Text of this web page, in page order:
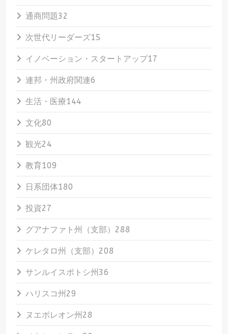
通商問題32
次世代リーダーズ15
イノベーション・スタートアップ17
連邦・州政府関連6
生活・医療144
文化80
観光24
教育109
日系団体180
投資27
グアナファト州（支部） 288
ケレタロ州（支部） 208
サンルイスポトシ州 36
ハリスコ州 29
ヌエボレオン州 28